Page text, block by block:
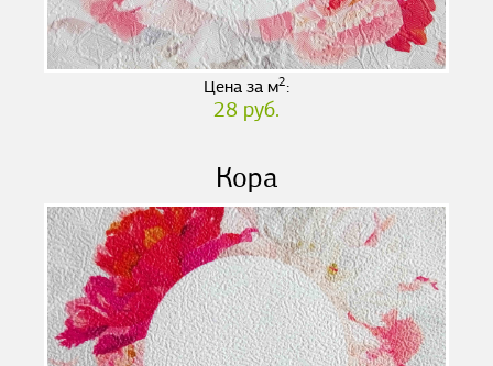
Цена за м2:
28 руб.
Кора